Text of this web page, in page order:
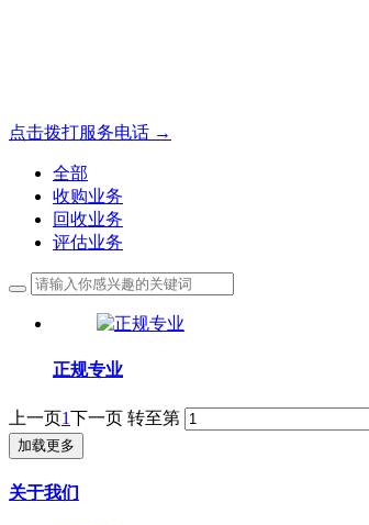
点击拨打服务电话 →
全部
收购业务
回收业务
评估业务
正规专业
上一页1下一页 转至第
加载更多
关于我们